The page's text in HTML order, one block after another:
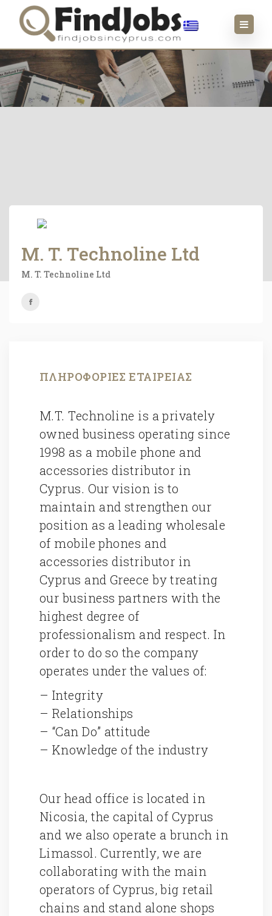
M. T. Technoline Ltd
M. T. Technoline Ltd
ΠΛΗΡΟΦΟΡΊΕΣ ΕΤΑΙΡΕΊΑΣ
M.T. Technoline is a privately
owned business operating since
1998 as a mobile phone and
accessories distributor in
Cyprus. Our vision is to
maintain and strengthen our
position as a leading wholesale
of mobile phones and
accessories distributor in
Cyprus and Greece by treating
our business partners with the
highest degree of
professionalism and respect. In
order to do so the company
operates under the values of:
– Integrity
– Relationships
– “Can Do” attitude
– Knowledge of the industry
Our head office is located in
Nicosia, the capital of Cyprus
and we also operate a brunch in
Limassol. Currently, we are
collaborating with the main
operators of Cyprus, big retail
chains and stand alone shops